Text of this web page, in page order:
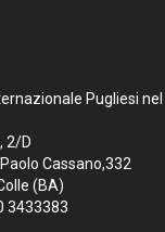
Pugliesi nel
2/D
Cassano,332
(BA)
3433383